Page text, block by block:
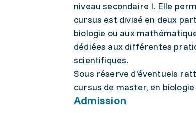
niveau secondaire I. Elle
cursus est divisé en deux
biologie ou aux
dédiées aux différentes
scientifiques.
Sous réserve d'éventuels
cursus de master, en
Admission